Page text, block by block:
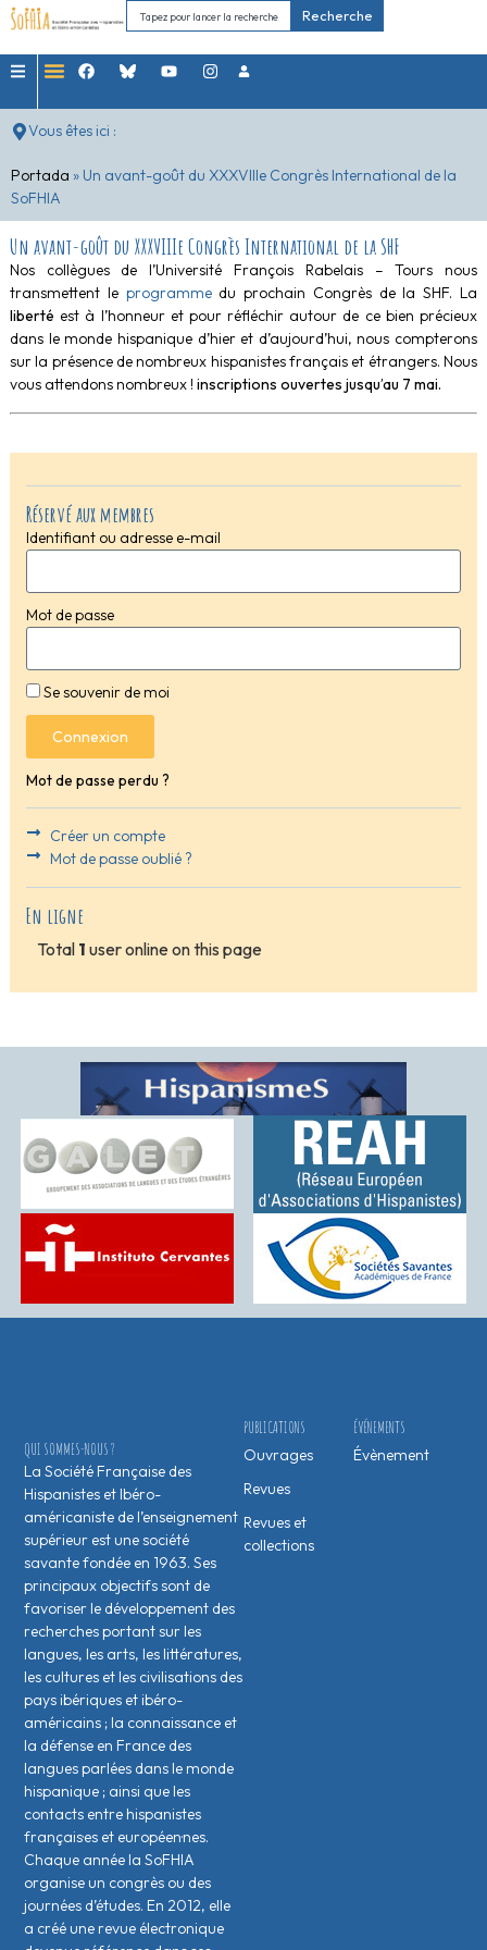
Recherche
Vous êtes ici :
Portada » Un avant-goût du XXXVIIIe Congrès International de la
SoFHIA
Réservé aux membres
Identifiant ou adresse e-mail
Mot de passe
Se souvenir de moi
Connexion
Mot de passe perdu ?
Créer un compte
Mot de passe oublié ?
En ligne
Total 1 user online on this page
Un avant-goût du XXXVIIIe Congrès International de la SHF
Nos collègues de l’Université François Rabelais – Tours nous
transmettent le programme du prochain Congrès de la SHF. La
liberté est à l’honneur et pour réfléchir autour de ce bien précieux
dans le monde hispanique d’hier et d’aujourd’hui, nous compterons
sur la présence de nombreux hispanistes français et étrangers. Nous
vous attendons nombreux ! inscriptions ouvertes jusqu’au 7 mai.
ÉVÉNEMENTS
Évènement
PUBLICATIONS
Ouvrages
Revues
Revues et
collections
QUI SOMMES-NOUS ?
La Société Française des
Hispanistes et Ibéro-
américaniste de l’enseignement
supérieur est une société
savante fondée en 1963. Ses
principaux objectifs sont de
favoriser le développement des
recherches portant sur les
langues, les arts, les littératures,
les cultures et les civilisations des
pays ibériques et ibéro-
américains ; la connaissance et
la défense en France des
langues parlées dans le monde
hispanique ; ainsi que les
contacts entre hispanistes
français·es et européen·nes.
Chaque année la SoFHIA
organise un congrès ou des
journées d’études. En 2012, elle
a créé une revue électronique